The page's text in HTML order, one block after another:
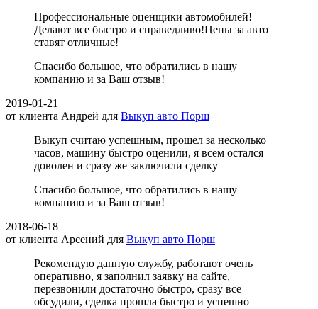
Профессиональные оценщики автомобилей!
Делают все быстро и справедливо!Цены за авто
ставят отличные!
Спасибо большое, что обратились в нашу
компанию и за Ваш отзыв!
2019-01-21
от клиента Андрей для Выкуп авто Порш
Выкуп считаю успешным, прошел за несколько
часов, машину быстро оценили, я всем остался
доволен и сразу же заключили сделку
Спасибо большое, что обратились в нашу
компанию и за Ваш отзыв!
2018-06-18
от клиента Арсений для Выкуп авто Порш
Рекомендую данную службу, работают очень
оперативно, я заполнил заявку на сайте,
перезвонили достаточно быстро, сразу все
обсудили, сделка прошла быстро и успешно